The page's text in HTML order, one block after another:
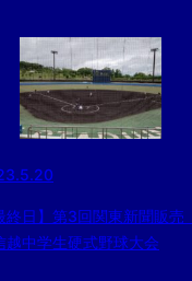
終日】第3回関東新聞販売
越中学生硬式野球大会